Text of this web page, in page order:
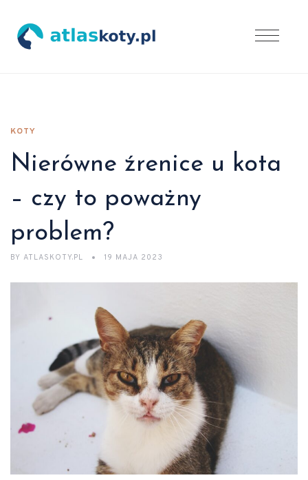
KOTY
Nierówne źrenice u kota
– czy to poważny
problem?
BY ATLASKOTY.PL 19 MAJA 2023